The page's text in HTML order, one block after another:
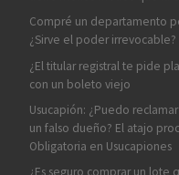
Compré un departamento
¿Sirve el poder irrevocable?
¿El titular registral te pide
con un boleto viejo
Usucapión: ¿Puedo
un falso dueño? El atajo
Obligatoria en Usucapiones